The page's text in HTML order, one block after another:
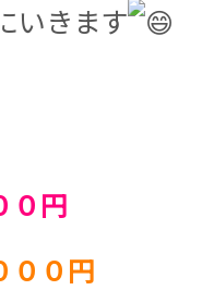
いきます
０円
００円